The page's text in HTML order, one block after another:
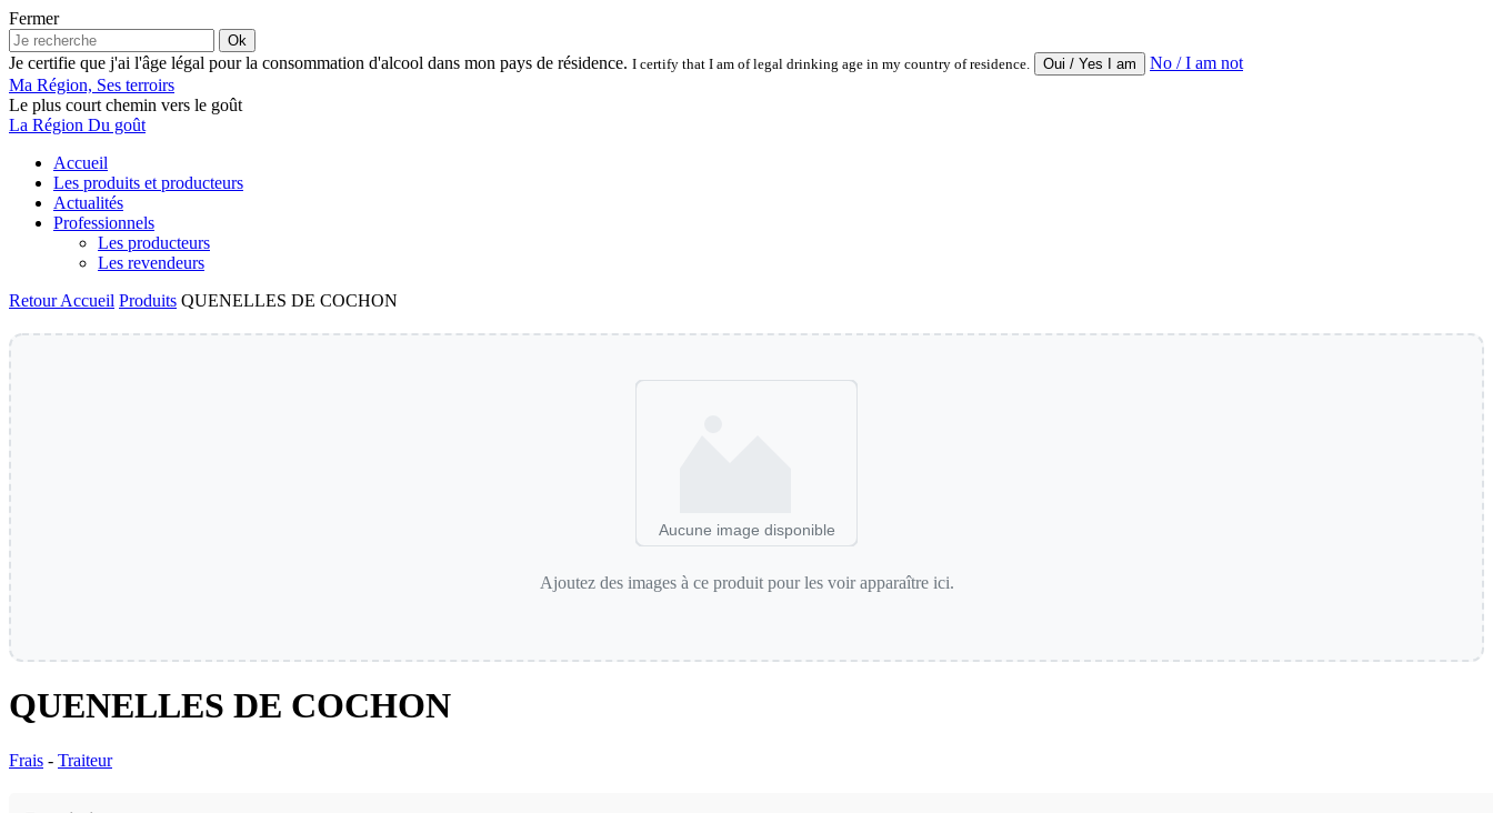
Fermer
Ok
Je certifie que j'ai l'âge légal pour la consommation d'alcool dans mon pays de résidence. I certify that I am of legal drinking age in my country of residence.
No / I am not
Ma Région, Ses terroirs
Le plus court chemin vers le goût
La Région Du goût
Accueil
Les produits et producteurs
Actualités
Professionnels
Les producteurs
Les revendeurs
RetourAccueil Produits QUENELLES DE COCHON
Aucune image disponible
Ajoutez des images à ce produit pour les voir apparaître ici.
QUENELLES DE COCHON
Frais - Traiteur